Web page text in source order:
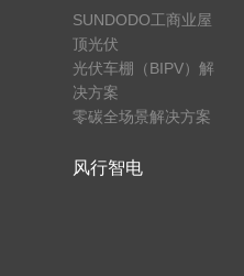
SUNDODO工商业屋
顶光伏
光伏车棚（BIPV）解
决方案
零碳全场景解决方案
风行智电